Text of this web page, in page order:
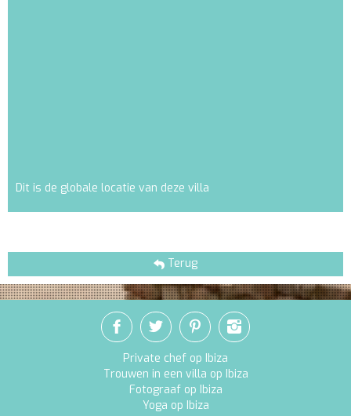
Dit is de globale locatie van deze villa
Terug
Private chef op Ibiza
Trouwen in een villa op Ibiza
Fotograaf op Ibiza
Yoga op Ibiza